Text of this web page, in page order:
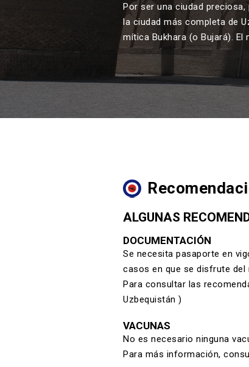
Por ser una ciudad
la ciudad más completa de
mítica Bukhara (o Bujará).
ALGUNAS
DOCUMENTACIÓN
Se necesita pasaporte en
casos en que se disfrute
Para consultar las
Uzbequistán )
VACUNAS
No es necesario ninguna
Para más información,